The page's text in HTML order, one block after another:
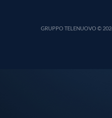
GRUPPO TELENUOVO ©